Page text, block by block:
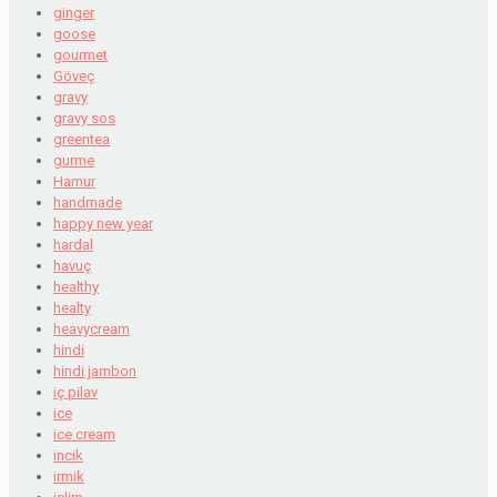
ginger
goose
gourmet
Göveç
gravy
gravy sos
greentea
gurme
Hamur
handmade
happy new year
hardal
havuç
healthy
healty
heavycream
hindi
hindi jambon
iç pilav
ice
ice cream
incik
irmik